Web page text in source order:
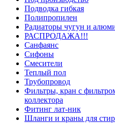
Подводка гибкая
Полипропилен
Радиаторы чугун и
РАСПРОДАЖА!!!
Санфаянс
Сифоны
Смесители
Теплый пол
Трубопровод
Фильтры, кран с
коллектора
Фитинг лат-ник
Шланги и краны для